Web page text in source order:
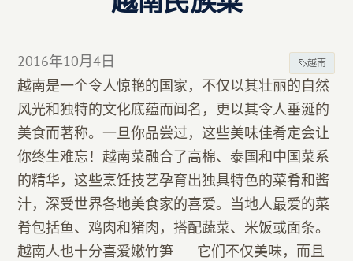
合作伙伴
Благотворительность
2016年10月4日 越南
越南是一个令人惊艳的国家，不仅以其壮丽的自然
风光和独特的文化底蕴而闻名，更以其令人垂涎的
美食而著称。一旦你品尝过，这些美味佳肴定会让
你终生难忘！越南菜融合了高棉、泰国和中国菜系
的精华，这些烹饪技艺孕育出独具特色的菜肴和酱
汁，深受世界各地美食家的喜爱。当地人最爱的菜
肴包括鱼、鸡肉和猪肉，搭配蔬菜、米饭或面条。
越南人也十分喜爱嫩竹笋——它们不仅美味，而且